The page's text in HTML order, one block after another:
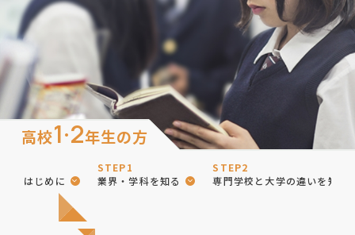
高校1·2年生の方
はじめに
STEP1
業界・学科を知る
STEP2
専門学校と大学の違いを知る